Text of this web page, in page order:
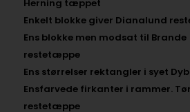
Herning tæppet
Enkelt blokke giver Dianalund
Ens blokke men modsat til Brande
restetæppe
Ens størrelser rektangler i syet
Ensfarvede firkanter i rammer.
restetæppe